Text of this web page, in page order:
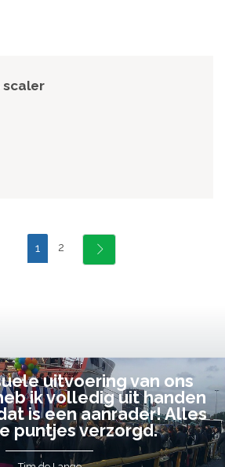
scaler
1 2
uitvoering van ons
ik volledig uit handen
is een aanrader! Alles
puntjes verzorgd.